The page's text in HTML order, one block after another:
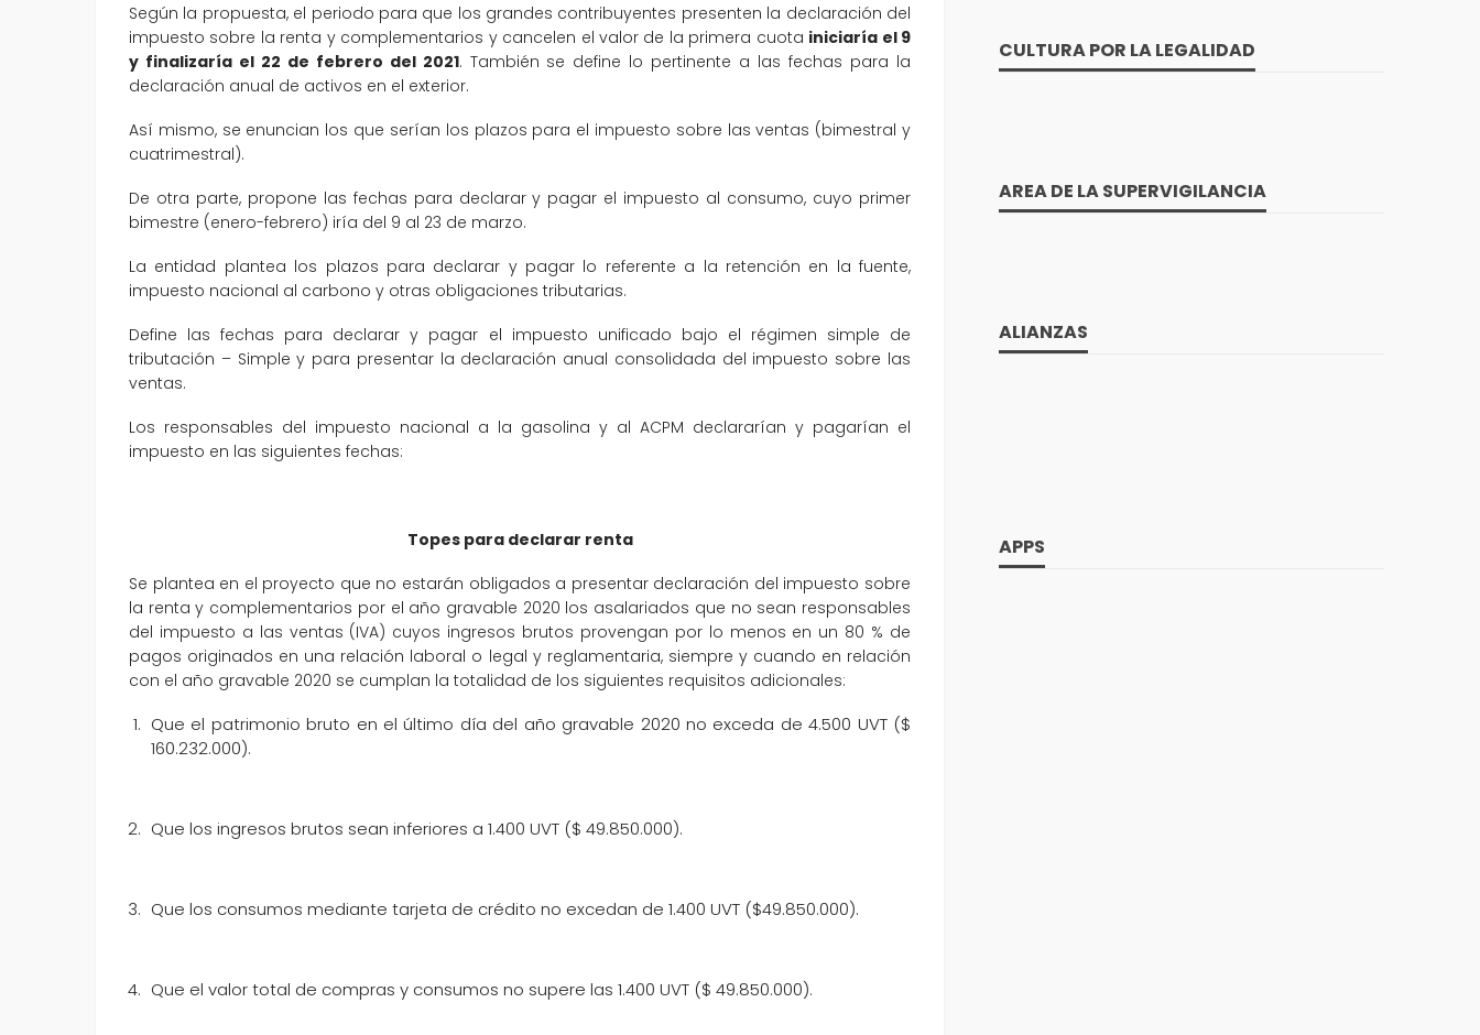
Según la propuesta, el periodo para que los grandes contribuyentes presenten la declaración del
impuesto sobre la renta y complementarios y cancelen el valor de la primera cuota iniciaría el 9
y finalizaría el 22 de febrero del 2021. También se define lo pertinente a las fechas para la
declaración anual de activos en el exterior.
Así mismo, se enuncian los que serían los plazos para el impuesto sobre las ventas (bimestral y
cuatrimestral).
De otra parte, propone las fechas para declarar y pagar el impuesto al consumo, cuyo primer
bimestre (enero-febrero) iría del 9 al 23 de marzo.
La entidad plantea los plazos para declarar y pagar lo referente a la retención en la fuente,
impuesto nacional al carbono y otras obligaciones tributarias.
Define las fechas para declarar y pagar el impuesto unificado bajo el régimen simple de
tributación – Simple y para presentar la declaración anual consolidada del impuesto sobre las
ventas.
Los responsables del impuesto nacional a la gasolina y al ACPM declararían y pagarían el
impuesto en las siguientes fechas:
Topes para declarar renta
Se plantea en el proyecto que no estarán obligados a presentar declaración del impuesto sobre
la renta y complementarios por el año gravable 2020 los asalariados que no sean responsables
del impuesto a las ventas (IVA) cuyos ingresos brutos provengan por lo menos en un 80 % de
pagos originados en una relación laboral o legal y reglamentaria, siempre y cuando en relación
con el año gravable 2020 se cumplan la totalidad de los siguientes requisitos adicionales:
Que el patrimonio bruto en el último día del año gravable 2020 no exceda de 4.500 UVT ($
160.232.000).
Que los ingresos brutos sean inferiores a 1.400 UVT ($ 49.850.000).
Que los consumos mediante tarjeta de crédito no excedan de 1.400 UVT ($49.850.000).
Que el valor total de compras y consumos no supere las 1.400 UVT ($ 49.850.000).
CULTURA POR LA LEGALIDAD
AREA DE LA SUPERVIGILANCIA
ALIANZAS
APPS